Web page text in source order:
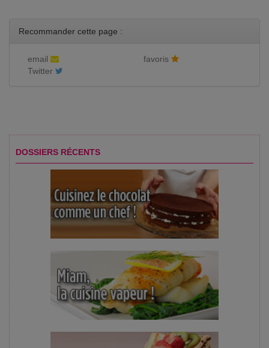
Recommander cette page :
email
favoris
Twitter
DOSSIERS RÉCENTS